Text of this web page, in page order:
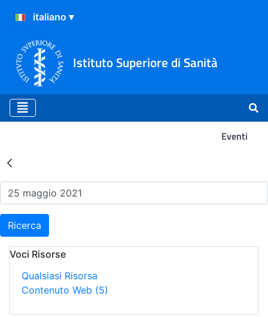
Istituto Superiore di Sanità
Eventi
Risultati della Ricerca -
Ricerca
Voci Risorse
Qualsiasi Risorsa
Contenuto Web (5)